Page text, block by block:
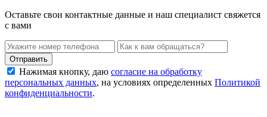
Оставьте свои контактные данные и наш специалист свяжется
с вами
Нажимая кнопку, даю согласие на обработку
персональных данных, на условиях определенных Политикой
конфиденциальности.